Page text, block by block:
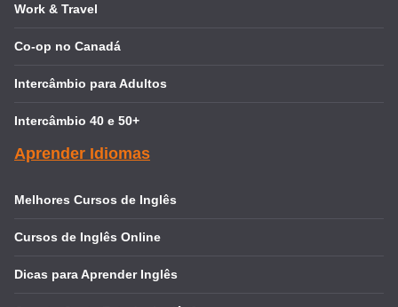
Work & Travel
Co-op no Canadá
Intercâmbio para Adultos
Intercâmbio 40 e 50+
Aprender Idiomas
Melhores Cursos de Inglês
Cursos de Inglês Online
Dicas para Aprender Inglês